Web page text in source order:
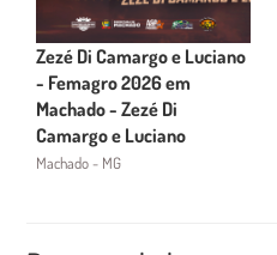
Zezé Di Camargo e Luciano
- Femagro 2026 em
Machado - Zezé Di
Camargo e Luciano
Machado - MG